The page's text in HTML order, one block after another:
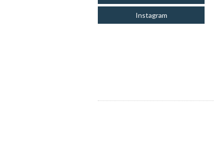
Instagram